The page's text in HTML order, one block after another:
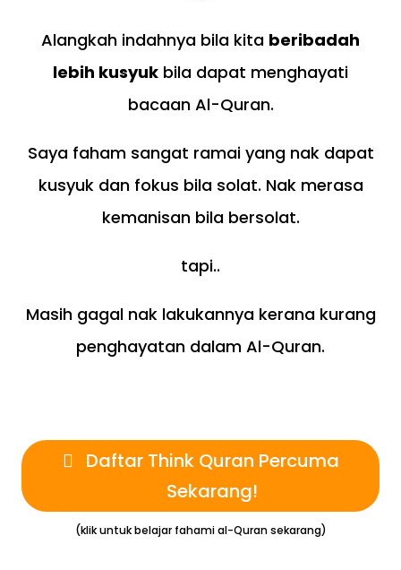
Alangkah indahnya bila kita beribadah
lebih kusyuk bila dapat menghayati
bacaan Al-Quran.
Saya faham sangat ramai yang nak dapat
kusyuk dan fokus bila solat. Nak merasa
kemanisan bila bersolat.
tapi..
Masih gagal nak lakukannya kerana kurang
penghayatan dalam Al-Quran.
Daftar Think Quran Percuma
Sekarang!
(klik untuk belajar fahami al-Quran sekarang)